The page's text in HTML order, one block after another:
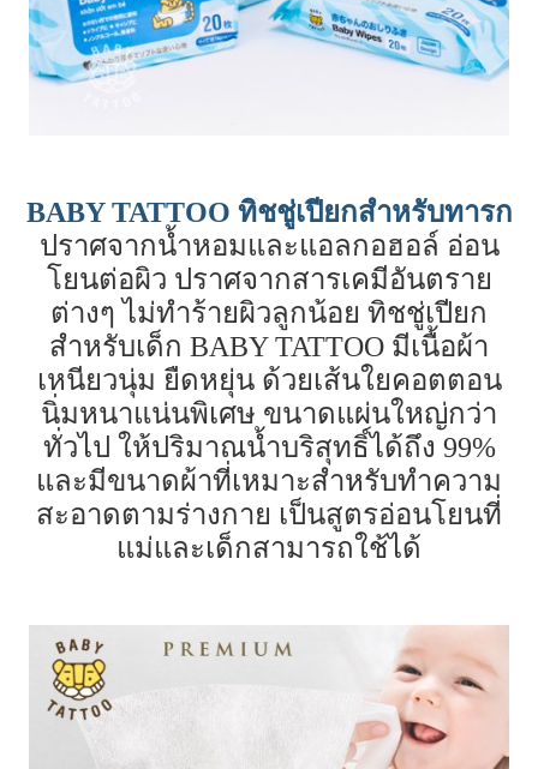
BABY TATTOO ทิชชู่เปียกสำหรับทารก
ปราศจากน้ำหอมและแอลกอฮอล์ อ่อน
โยนต่อผิว ปราศจากสารเคมีอันตราย
ต่างๆ ไม่ทำร้ายผิวลูกน้อย ทิชชู่เปียก
สำหรับเด็ก BABY TATTOO มีเนื้อผ้า
เหนียวนุ่ม ยืดหยุ่น ด้วยเส้นใยคอตตอน
นิ่มหนาแน่นพิเศษ ขนาดแผ่นใหญ่กว่า
ทั่วไป ให้ปริมาณน้ำบริสุทธิ์ได้ถึง 99%
และมีขนาดผ้าที่เหมาะสำหรับทำความ
สะอาดตามร่างกาย เป็นสูตรอ่อนโยนที่
แม่และเด็กสามารถใช้ได้